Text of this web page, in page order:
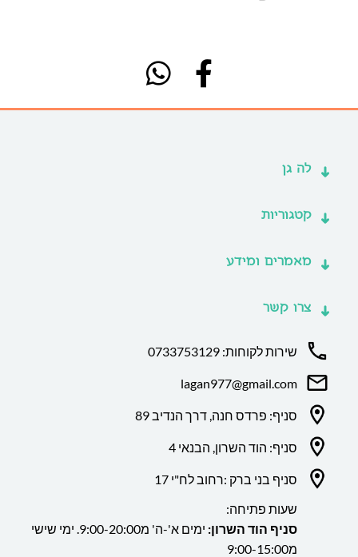
לה גן
קטגוריות
מאמרים ומידע
צרו קשר
שירות לקוחות: 0733753129
lagan977@gmail.com
סניף: פרדס חנה, דרך הנדיב 89
סניף: הוד השרון, הבנאי 4
סניף בני ברק :רחוב לח"י 17
שעות פתיחה:
סניף הוד השרון:
ימים א'-ה' מ9:00-20:00. ימי שישי
מ9:00-15:00